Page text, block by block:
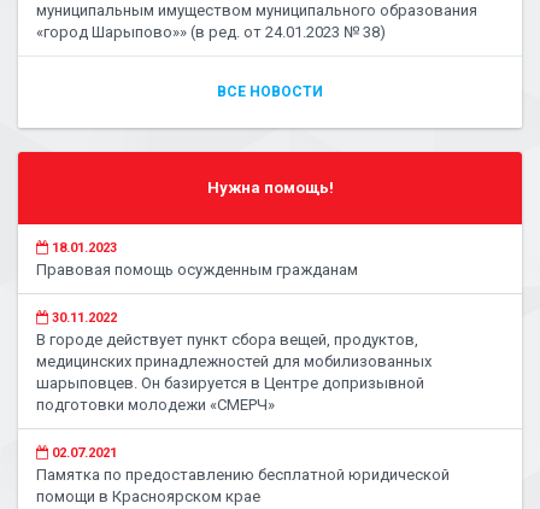
муниципальным имуществом муниципального образования
«город Шарыпово»» (в ред. от 24.01.2023 № 38)
ВСЕ НОВОСТИ
Нужна помощь!
18.01.2023
Правовая помощь осужденным гражданам
30.11.2022
В городе действует пункт сбора вещей, продуктов,
медицинских принадлежностей для мобилизованных
шарыповцев. Он базируется в Центре допризывной
подготовки молодежи «СМЕРЧ»
02.07.2021
Памятка по предоставлению бесплатной юридической
помощи в Красноярском крае